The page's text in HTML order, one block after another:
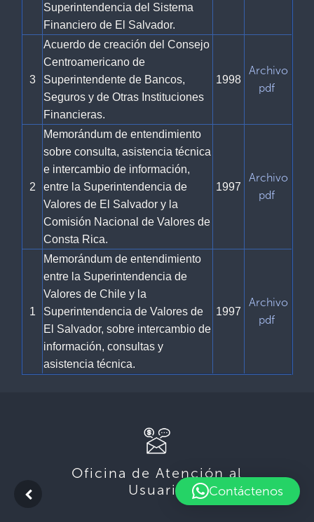
Superintendencia del Sistema
Financiero de El Salvador.
3
Acuerdo de creación del Consejo
Centroamericano de
Superintendente de Bancos,
Seguros y de Otras Instituciones
Financieras.
1998
Archivo
pdf
2
Memorándum de entendimiento
sobre consulta, asistencia técnica
e intercambio de información,
entre la Superintendencia de
Valores de El Salvador y la
Comisión Nacional de Valores de
Consta Rica.
1997
Archivo
pdf
1
Memorándum de entendimiento
entre la Superintendencia de
Valores de Chile y la
Superintendencia de Valores de
El Salvador, sobre intercambio de
información, consultas y
asistencia técnica.
1997
Archivo
pdf
Oficina de Atención al
Usuario
Contáctenos